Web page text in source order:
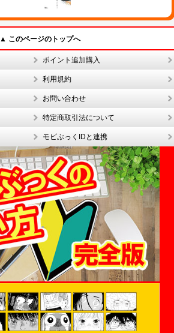
▲ このページのトップへ
ポイント追加購入
利用規約
お問い合わせ
特定商取引法について
モビぶっくIDと連携